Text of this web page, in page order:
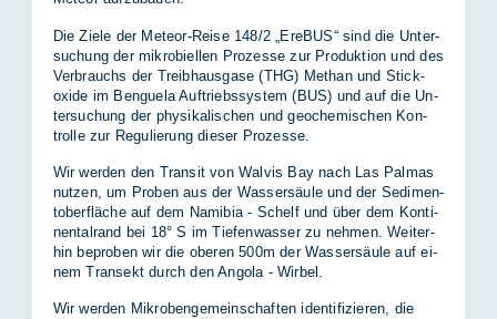
Die Zie­le der Me­te­or-Rei­se 148/​2 „Er­e­BUS“ sind die Un­ter­
su­chung der mi­kro­bi­el­len Pro­zes­se zur Pro­duk­ti­on und des
Ver­brauchs der Treib­haus­ga­se (THG) Me­than und Stick­
oxi­de im Ben­gue­la Auf­triebs­sys­tem (BUS) und auf die Un­
ter­su­chung der phy­si­ka­li­schen und geo­che­mi­schen Kon­
trol­le zur Re­gu­lie­rung die­ser Pro­zes­se.
Wir wer­den den Tran­sit von Wal­vis Bay nach Las Pal­mas
nut­zen, um Pro­ben aus der Was­ser­säu­le und der Se­di­men­
to­ber­flä­che auf dem Na­mi­bia - Schelf und über dem Kon­ti­
nen­tal­rand bei 18° S im Tie­fen­was­ser zu neh­men. Wei­ter­
hin be­pro­ben wir die obe­ren 500m der Was­ser­säu­le auf ei­
nem Tran­sekt durch den An­go­la - Wir­bel.
Wir wer­den Mi­kro­ben­ge­mein­schaf­ten iden­ti­fi­zie­ren, die